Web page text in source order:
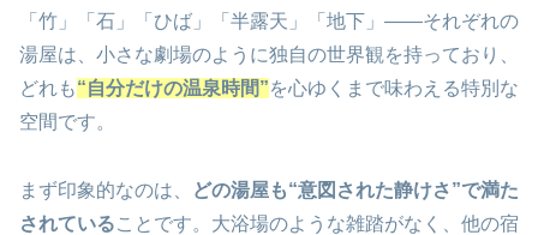
「竹」「石」「ひば」「半露天」「地下」――それぞれの
湯屋は、小さな劇場のように独自の世界観を持っており、
どれも“自分だけの温泉時間”を心ゆくまで味わえる特別な
空間です。
まず印象的なのは、
どの湯屋も“意図された静けさ”で満た
されていることです。大浴場のような雑踏がなく、他の宿